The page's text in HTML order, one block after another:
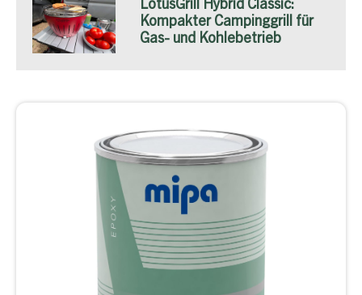
LotusGrill Hybrid Classic:
Kompakter Campinggrill für
Gas- und Kohlebetrieb